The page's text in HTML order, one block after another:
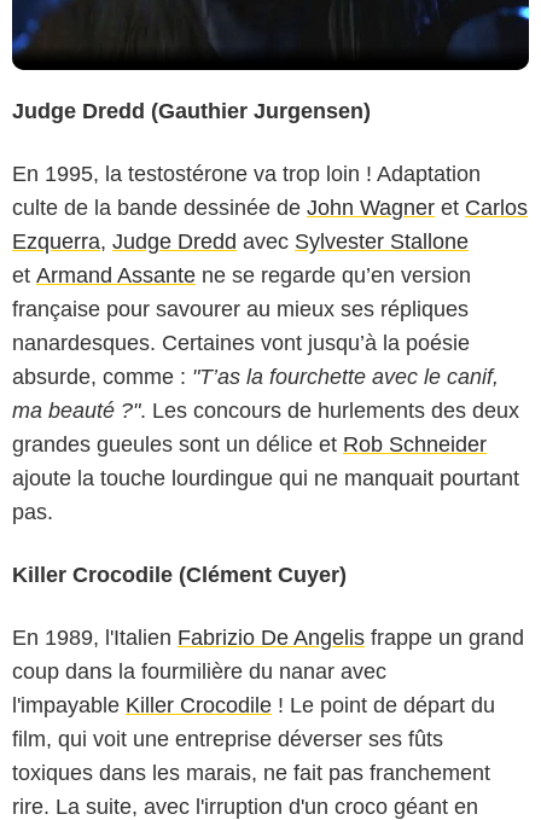
Judge Dredd (Gauthier Jurgensen)
En 1995, la testostérone va trop loin ! Adaptation
culte de la bande dessinée de John Wagner et Carlos
Ezquerra, Judge Dredd avec Sylvester Stallone
et Armand Assante ne se regarde qu’en version
française pour savourer au mieux ses répliques
nanardesques. Certaines vont jusqu’à la poésie
absurde, comme : "T’as la fourchette avec le canif,
ma beauté ?". Les concours de hurlements des deux
grandes gueules sont un délice et Rob Schneider
ajoute la touche lourdingue qui ne manquait pourtant
pas.
Killer Crocodile (Clément Cuyer)
En 1989, l'Italien Fabrizio De Angelis frappe un grand
coup dans la fourmilière du nanar avec
l'impayable Killer Crocodile ! Le point de départ du
film, qui voit une entreprise déverser ses fûts
toxiques dans les marais, ne fait pas franchement
rire. La suite, avec l'irruption d'un croco géant en